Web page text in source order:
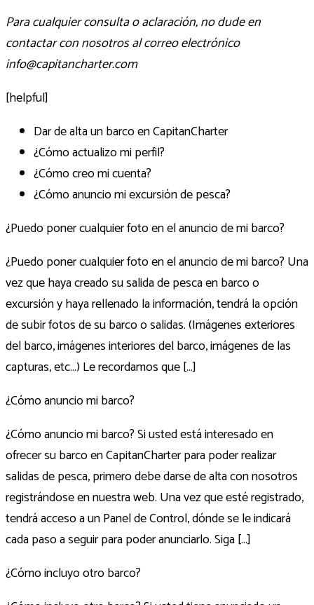
Para cualquier consulta o aclaración, no dude en
contactar con nosotros al correo electrónico
info@capitancharter.com
[helpful]
Dar de alta un barco en CapitanCharter
¿Cómo actualizo mi perfil?
¿Cómo creo mi cuenta?
¿Cómo anuncio mi excursión de pesca?
¿Puedo poner cualquier foto en el anuncio de mi barco?
¿Puedo poner cualquier foto en el anuncio de mi barco? Una
vez que haya creado su salida de pesca en barco o
excursión y haya rellenado la información, tendrá la opción
de subir fotos de su barco o salidas. (Imágenes exteriores
del barco, imágenes interiores del barco, imágenes de las
capturas, etc...) Le recordamos que [...]
¿Cómo anuncio mi barco?
¿Cómo anuncio mi barco? Si usted está interesado en
ofrecer su barco en CapitanCharter para poder realizar
salidas de pesca, primero debe darse de alta con nosotros
registrándose en nuestra web. Una vez que esté registrado,
tendrá acceso a un Panel de Control, dónde se le indicará
cada paso a seguir para poder anunciarlo. Siga [...]
¿Cómo incluyo otro barco?